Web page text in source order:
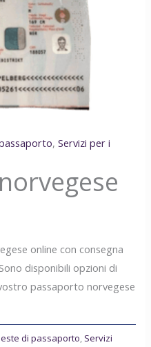
,Servizi per i
online con consegna
disponibili opzioni di
passaporto norvegese
di passaporto, Servizi